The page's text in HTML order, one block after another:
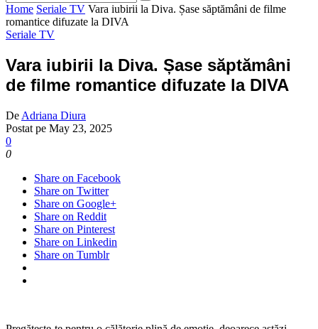
Home Seriale TV Vara iubirii la Diva. Șase săptămâni de filme
romantice difuzate la DIVA
Seriale TV
Vara iubirii la Diva. Șase săptămâni
de filme romantice difuzate la DIVA
De Adriana Diura
Postat pe May 23, 2025
0
0
Share on Facebook
Share on Twitter
Share on Google+
Share on Reddit
Share on Pinterest
Share on Linkedin
Share on Tumblr